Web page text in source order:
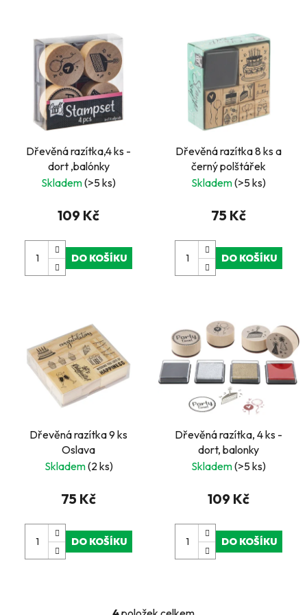
Dřevěná razítka,4 ks -
dort ,balónky
Skladem(>5 ks)
109 Kč
DO KOŠÍKU
Dřevěná razítka 8 ks a
černý polštářek
Skladem(>5 ks)
75 Kč
DO KOŠÍKU
Dřevěná razítka 9 ks
Oslava
Skladem(2 ks)
75 Kč
DO KOŠÍKU
Dřevěná razítka, 4 ks -
dort, balonky
Skladem(>5 ks)
109 Kč
DO KOŠÍKU